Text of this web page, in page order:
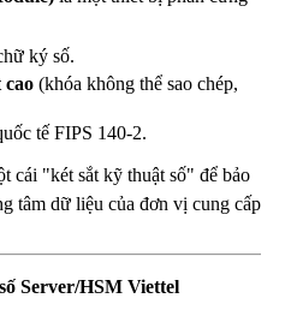
ký số.
cao (khóa không thể sao chép,
tế FIPS 140-2.
"két sắt kỹ thuật số" để bảo
tâm dữ liệu của đơn vị cung cấp
Server/HSM Viettel